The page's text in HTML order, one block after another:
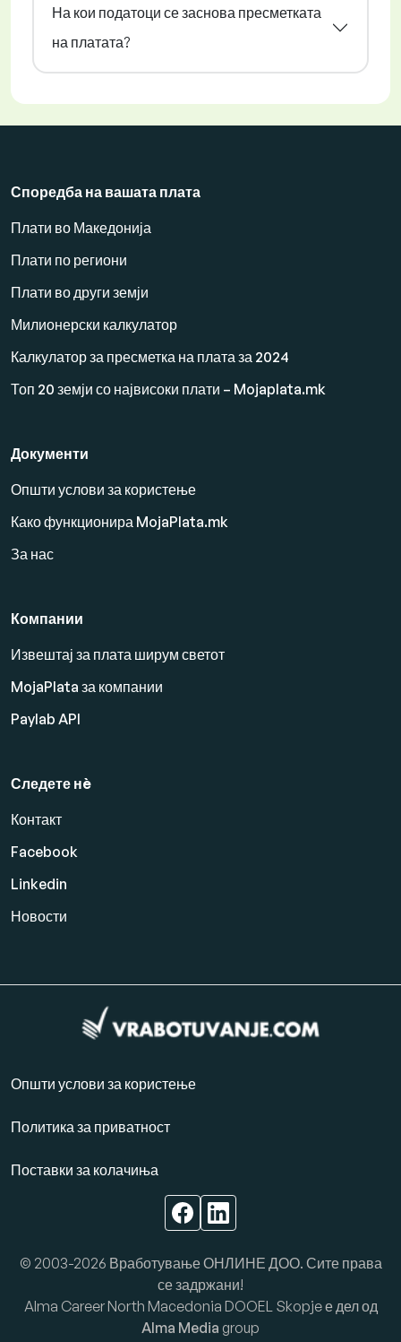
На кои податоци се заснова пресметката
на платата?
Споредба на вашата плата
Плати во Македонија
Плати по региони
Плати во други земји
Милионерски калкулатор
Калкулатор за пресметка на плата за 2024
Топ 20 земји со највисоки плати – Mojaplata.mk
Документи
Општи услови за користење
Како функционира MojaPlata.mk
За нас
Компании
Извештај за плата ширум светот
MojaPlata за компании
Paylab API
Следете нè
Контакт
Facebook
Linkedin
Новости
Општи услови за користење
Политика за приватност
Поставки за колачиња
© 2003-2026 Вработување ОНЛИНЕ ДОО. Сите права
се задржани!
Alma Career North Macedonia DOOEL Skopje е дел од
Alma Media group